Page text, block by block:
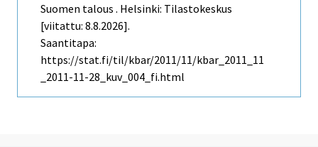
Suomen talous . Helsinki: Tilastokeskus
[viitattu: 8.8.2026].
Saantitapa:
https://stat.fi/til/kbar/2011/11/kbar_2011_11
_2011-11-28_kuv_004_fi.html